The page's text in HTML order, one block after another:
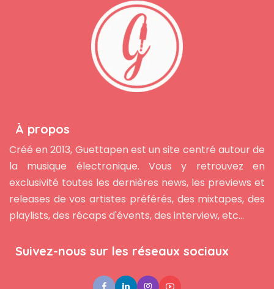
À propos
Créé en 2013, Guettapen est un site centré autour de
la musique électronique. Vous y retrouvez en
exclusivité toutes les dernières news, les previews et
releases de vos artistes préférés, des mixtapes, des
playlists, des récaps d'évents, des interview, etc...
Suivez-nous sur les réseaux sociaux